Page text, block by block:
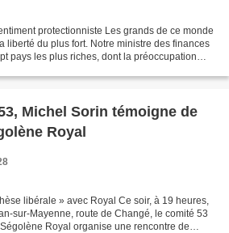
protectionniste Les grands de ce monde
liberté du plus fort. Notre ministre des finances
pays les plus riches, dont la préoccupation
Michel Sorin témoigne de
Royal
libérale » avec Royal Ce soir, à 19 heures,
sur-Mayenne, route de Changé, le comité 53
Royal organise une rencontre de